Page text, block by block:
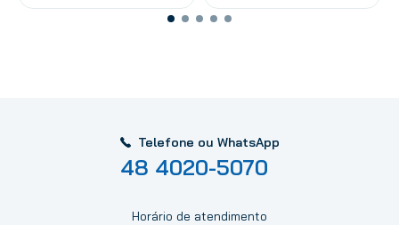
Telefone ou WhatsApp
48 4020-5070
Horário de atendimento